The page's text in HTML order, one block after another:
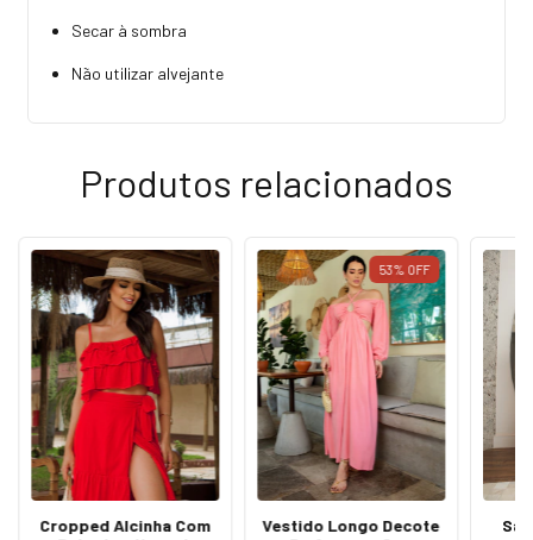
Secar à sombra
Não utilizar alvejante
Produtos relacionados
Cropped Alcinha Com
53% OFF
Vestido Longo Decote